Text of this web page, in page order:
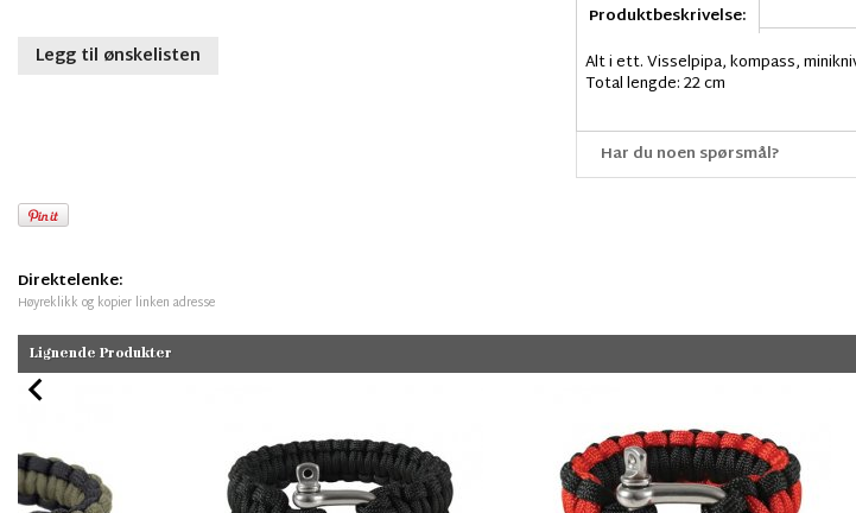
Legg til ønskelisten
Direktelenke:
Høyreklikk og kopier linken adresse
Produktbeskrivelse:
Alt i ett. Visselpipa, kompass,
Total lengde: 22 cm
Har du noen spørsmål?
Lignende Produkter